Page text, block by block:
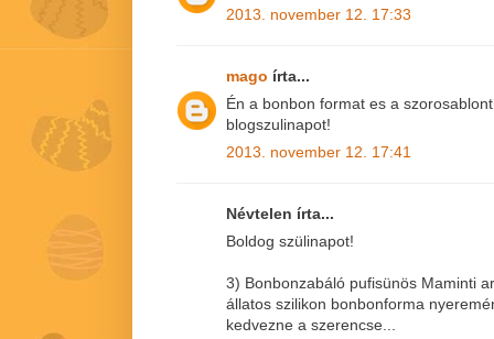
2013. november 12. 17:33
mago írta...
Én a bonbon format es a
blogszulinapot!
2013. november 12. 17:41
Névtelen írta...
Boldog szülinapot!
3) Bonbonzabáló pufisünös Maminti
állatos szilikon bonbonforma
kedvezne a szerencse...